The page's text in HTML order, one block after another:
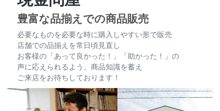
2025.10.27
「現金問屋ダイコク大和郡山
店」でっかくＯＰＥＮ!!
2025.9.30
ハウスドゥ大泉緑地 10月2
日オープン 4・5日は記念
イベント開催!!
2025.9.17
「偽サイト」への注意をお願
いいたします。
豊富な品揃えでの商品販売
必要なものを必要な時に購入しやすい形で販売
店舗での品揃えを常日頃見直し
お客様の「あって良かった！」「助かった！」の
声に応えられるよう、商品知識を蓄え
ご来店をお待ちしております！